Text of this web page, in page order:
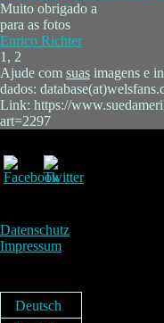
Muito obrigado a
para as fotos
Enrico Richter
1, 2
Ajude com suas imagens e
dados:
Link: https://
art=2297
Datenschutz
Impressum
Deutsch